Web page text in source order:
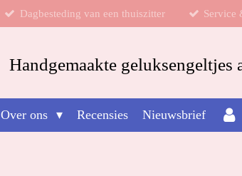
Dagbesteding van een thuiszitter Service
Handgemaakte geluksengeltjes
Over ons Recensies Nieuwsbrief